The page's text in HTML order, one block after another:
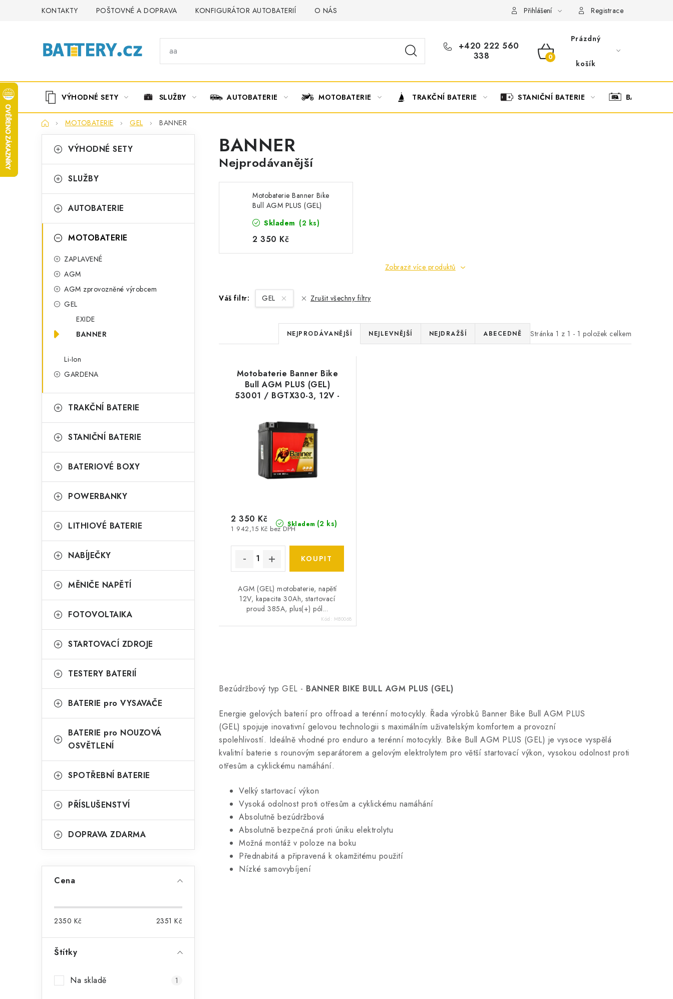
KONTAKTY POŠTOVNÉ A DOPRAVA KONFIGURÁTOR AUTOBATERIÍ O NÁS OBCHODNÍ PODMÍNKY OCHRANA OSOBNÍCH ÚDAJŮ
Přihlášení Registrace
+420 222 560
338
NÁKUPNÍ
Prázdný
košík
VÝHODNÉ SETY SLUŽBY AUTOBATERIE MOTOBATERIE TRAKČNÍ BATERIE STANIČNÍ BATERIE BATERIOVÉ
DomůMOTOBATERIE GEL BANNER
o
t
r
l
kategorie
a
e
o
VÝHODNÉ SETY
SLUŽBY
AUTOBATERIE
MOTOBATERIE
ZAPLAVENÉ
AGM
AGM zprovozněné výrobcem
GEL
EXIDE
BANNER
Li-Ion
GARDENA
TRAKČNÍ BATERIE
STANIČNÍ BATERIE
BATERIOVÉ BOXY
POWERBANKY
LITHIOVÉ BATERIE
NABÍJEČKY
MĚNIČE NAPĚTÍ
FOTOVOLTAIKA
STARTOVACÍ ZDROJE
TESTERY BATERIÍ
BATERIE pro VYSAVAČE
BATERIE pro NOUZOVÁ
OSVĚTLENÍ
SPOTŘEBNÍ BATERIE
PŘÍSLUŠENSTVÍ
DOPRAVA ZDARMA
Cena
2350 Kč 2351 Kč
Štítky
Na skladě 1
BANNER
Nejprodávanější
Motobaterie Banner Bike
Bull AGM PLUS (GEL)
- 30AhSkladem (2 ks)
2 350 Kč
Zobrazit více produktů
Váš filtr: GEL Zrušit všechny filtry
Stránka 1 z 1 - 1 položek celkem
Ř
a
z
e
í
p
r
o
u
k
ů
NEJPRODÁVANĚJŠÍ NEJLEVNĚJŠÍ NEJDRAŽŠÍ ABECEDNĚ
Motobaterie Banner Bike
Bull AGM PLUS (GEL)
53001 / BGTX30-3, 12V -
Skladem (2 ks)
1 942,15 Kč bez DPH
2 350 Kč
AGM (GEL) motobaterie, napětí
12V, kapacita 30Ah, startovací
proud 385A, plus(+) pól...
Kód: MB0068
v
á
d
a
c
Bezúdržbový typ GEL - BANNER BIKE BULL AGM PLUS (GEL)
Energie gelových baterií pro offroad a terénní motocykly. Řada výrobků Banner Bike Bull AGM PLUS
(GEL) spojuje inovativní gelovou technologii s maximálním uživatelským komfortem a provozní
spolehlivostí. Ideálně vhodné pro enduro a terénní motocykly. Bike Bull AGM PLUS (GEL) je vysoce vyspělá
kvalitní baterie s rounovým separátorem a gelovým elektrolytem pro větší startovací výkon, vysokou odolnost proti
otřesům a cyklickému namáhání.
Velký startovací výkon
Vysoká odolnost proti otřesům a cyklickému namáhání
Absolutně bezúdržbová
Absolutně bezpečná proti úniku elektrolytu
Možná montáž v poloze na boku
Přednabitá a připravená k okamžitému použití
Nízké samovybíjení